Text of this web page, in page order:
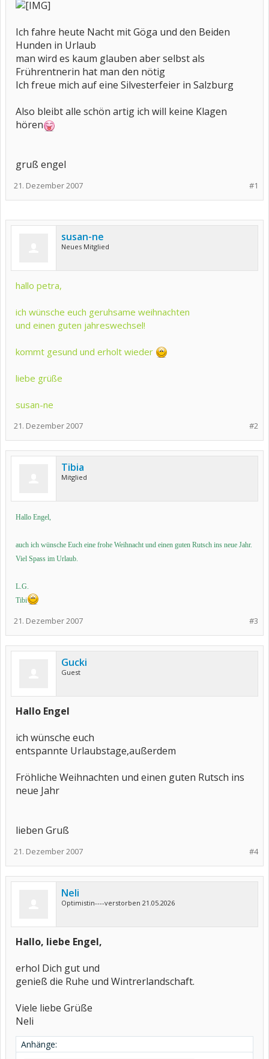
Ich fahre heute Nacht mit Göga und den Beiden
Hunden in Urlaub
man wird es kaum glauben aber selbst als
Frührentnerin hat man den nötig
Ich freue mich auf eine Silvesterfeier in Salzburg
Also bleibt alle schön artig ich will keine Klagen
hören
gruß engel
#1
21. Dezember 2007
susan-ne
Neues Mitglied
hallo petra,
ich wünsche euch geruhsame weihnachten
und einen guten jahreswechsel!
kommt gesund und erholt wieder
liebe grüße
susan-ne
#2
21. Dezember 2007
Tibia
Mitglied
Hallo Engel,
auch ich wünsche Euch eine frohe Weihnacht und einen guten Rutsch ins neue Jahr.
Viel Spass im Urlaub.
L.G.
Tibi
#3
21. Dezember 2007
Gucki
Guest
Hallo Engel
ich wünsche euch
entspannte Urlaubstage,außerdem
Fröhliche Weihnachten und einen guten Rutsch ins
neue Jahr
lieben Gruß
#4
21. Dezember 2007
Neli
Optimistin----verstorben 21.05.2026
Hallo, liebe Engel,
erhol Dich gut und
genieß die Ruhe und Wintrerlandschaft.
Viele liebe Grüße
Neli
Anhänge: